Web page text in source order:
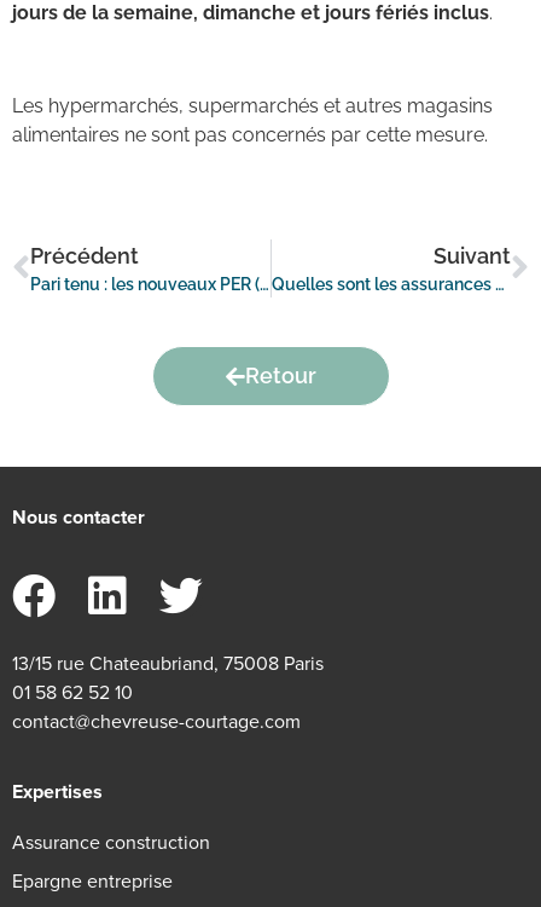
jours de la semaine, dimanche et jours fériés inclus.
Les hypermarchés, supermarchés et autres magasins
alimentaires ne sont pas concernés par cette mesure.
Précédent
Pari tenu : les nouveaux PER (Plans d’Épargne Retraite) libèrent l’épargne retraite
Suivant
Quelles sont les assurances et obligations légales des entreprises ?
Retour
Nous contacter
13/15 rue Chateaubriand, 75008 Paris
01 58 62 52 10
contact@chevreuse-courtage.com
Expertises
Assurance construction
Epargne entreprise